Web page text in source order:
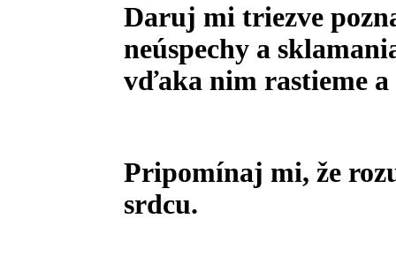
Daruj mi triezve
neúspechy a
vďaka nim rastieme a
Pripomínaj mi, že
srdcu.